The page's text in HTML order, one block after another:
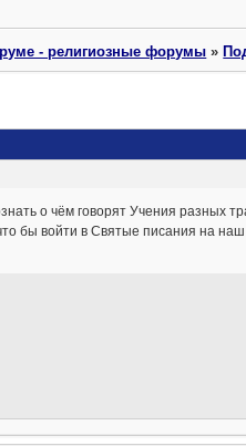
- религиозные форумы »
о чём говорят Учения разных
бы войти в Святые писания на